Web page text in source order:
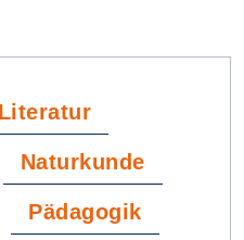
Naturkunde
Pädagogik